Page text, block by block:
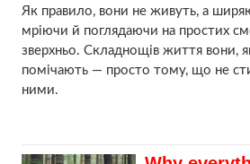
Як правило, вони не живуть, а
мріючи й поглядаючи на простих
зверхньо. Складнощів життя вони,
помічають — просто тому, що не
ними.